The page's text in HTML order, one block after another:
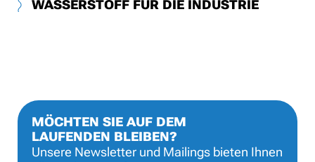
WASSERSTOFF FÜR DIE INDUSTRIE
MÖCHTEN SIE AUF DEM
LAUFENDEN BLEIBEN?
Unsere Newsletter und Mailings bieten Ihnen